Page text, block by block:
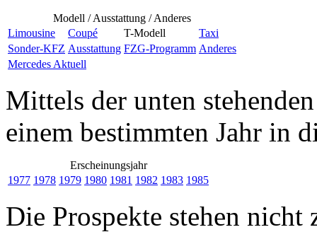
Modell / Ausstattung / Anderes
Limousine
Coupé T-Modell
Taxi
Sonder-KFZ Ausstattung FZG-Programm Anderes
Mercedes Aktuell
Mittels der unten
einem bestimmten Jahr in
Erscheinungsjahr
1977 1978 1979 1980 1981 1982 1983 1985
Die Prospekte stehen nicht